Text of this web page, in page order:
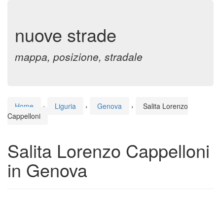
nuove strade
mappa, posizione, stradale
Home › Liguria › Genova ›
Salita Lorenzo
Cappelloni
Salita Lorenzo Cappelloni
in Genova